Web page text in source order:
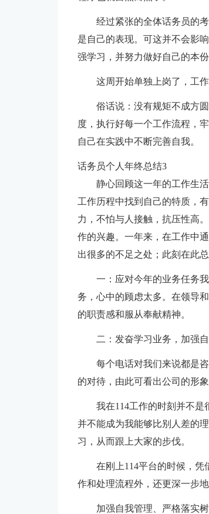
经过紧张的全体话务员的
是自己的表现。可这并不会影
强学习，并努力做好自己的本份
这周开始单独上岗了，工
俗话说：没有规矩不成方
度，执行好每一个工作流程，
自己在实践中不断完善自我。
话务员个人年终总结3
静心回顾这一年的工作生
工作历程中找到自己的特质，
力，不怕与人接触，抗压性高
作的兴趣。一年来，在工作中
出很多的不足之处；此刻在此
一：应对今年的业务任务
务，心中的顾虑太多。在领导
的职责感和服从奉献精神。
二：发奋学习业务，加强
每个电话对我们来说都是
的对待，由此可看出公司的形
我在114工作的时刻并不
并不能成为我能够比别人差的
习，从而跟上大家的步伐。
在刚上114平台的时候，
作和处理流程外，还更深一步
加强自我管理、严格落实